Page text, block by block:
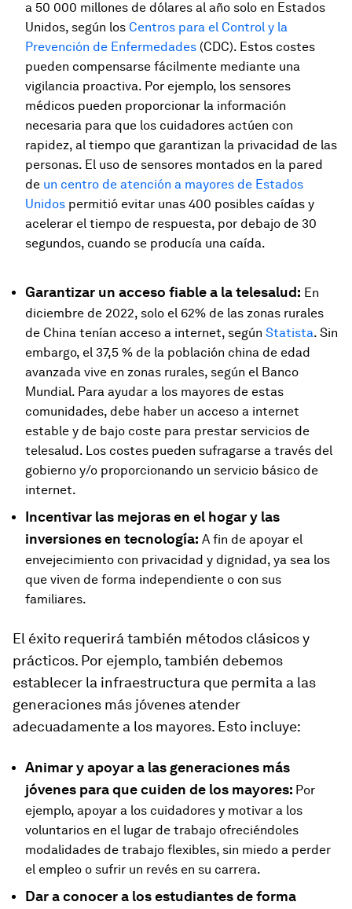
a 50 000 millones de dólares al año solo en Estados
Unidos, según los Centros para el Control y la
Prevención de Enfermedades (CDC). Estos costes
pueden compensarse fácilmente mediante una
vigilancia proactiva. Por ejemplo, los sensores
médicos pueden proporcionar la información
necesaria para que los cuidadores actúen con
rapidez, al tiempo que garantizan la privacidad de las
personas. El uso de sensores montados en la pared
de un centro de atención a mayores de Estados
Unidos permitió evitar unas 400 posibles caídas y
acelerar el tiempo de respuesta, por debajo de 30
segundos, cuando se producía una caída.
Garantizar un acceso fiable a la telesalud: En
diciembre de 2022, solo el 62% de las zonas rurales
de China tenían acceso a internet, según Statista. Sin
embargo, el 37,5 % de la población china de edad
avanzada vive en zonas rurales, según el Banco
Mundial. Para ayudar a los mayores de estas
comunidades, debe haber un acceso a internet
estable y de bajo coste para prestar servicios de
telesalud. Los costes pueden sufragarse a través del
gobierno y/o proporcionando un servicio básico de
internet.
Incentivar las mejoras en el hogar y las
inversiones en tecnología: A fin de apoyar el
envejecimiento con privacidad y dignidad, ya sea los
que viven de forma independiente o con sus
familiares.
El éxito requerirá también métodos clásicos y
prácticos. Por ejemplo, también debemos
establecer la infraestructura que permita a las
generaciones más jóvenes atender
adecuadamente a los mayores. Esto incluye:
Animar y apoyar a las generaciones más
jóvenes para que cuiden de los mayores: Por
ejemplo, apoyar a los cuidadores y motivar a los
voluntarios en el lugar de trabajo ofreciéndoles
modalidades de trabajo flexibles, sin miedo a perder
el empleo o sufrir un revés en su carrera.
Dar a conocer a los estudiantes de forma